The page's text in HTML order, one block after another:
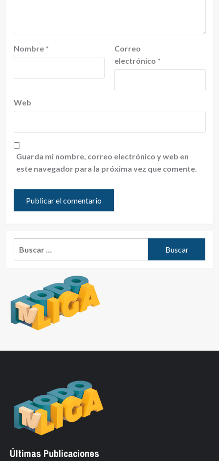
Nombre *
Correo
electrónico *
Web
Guarda mi nombre, correo electrónico y web en
este navegador para la próxima vez que comente.
Últimas Publicaciones